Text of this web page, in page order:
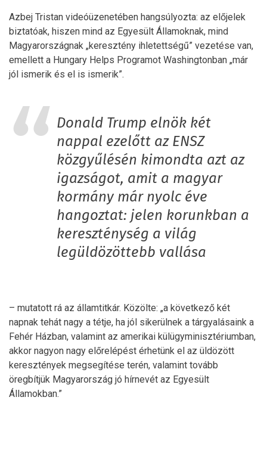
Azbej Tristan videóüzenetében hangsúlyozta: az előjelek
biztatóak, hiszen mind az Egyesült Államoknak, mind
Magyarországnak „keresztény ihletettségű” vezetése van,
emellett a Hungary Helps Programot Washingtonban „már
jól ismerik és el is ismerik”.
Donald Trump elnök két
nappal ezelőtt az ENSZ
közgyűlésén kimondta azt az
igazságot, amit a magyar
kormány már nyolc éve
hangoztat: jelen korunkban a
kereszténység a világ
legüldözöttebb vallása
– mutatott rá az államtitkár. Közölte: „a következő két
napnak tehát nagy a tétje, ha jól sikerülnek a tárgyalásaink a
Fehér Házban, valamint az amerikai külügyminisztériumban,
akkor nagyon nagy előrelépést érhetünk el az üldözött
keresztények megsegítése terén, valamint tovább
öregbítjük Magyarország jó hírnevét az Egyesült
Államokban.”